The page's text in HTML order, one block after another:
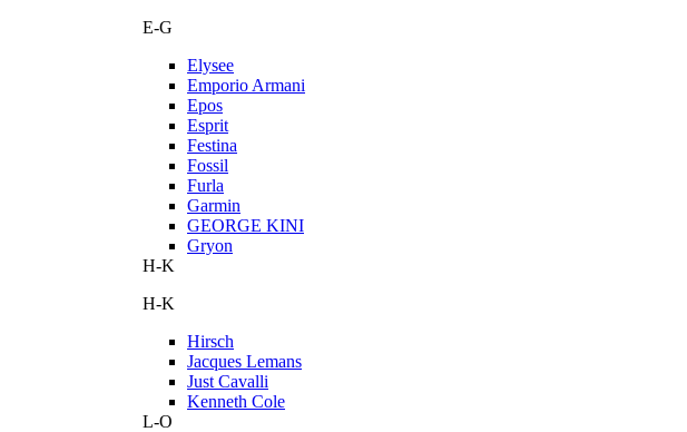
E-G
Elysee
Emporio Armani
Epos
Esprit
Festina
Fossil
Furla
Garmin
GEORGE KINI
Gryon
H-K
H-K
Hirsch
Jacques Lemans
Just Cavalli
Kenneth Cole
L-O